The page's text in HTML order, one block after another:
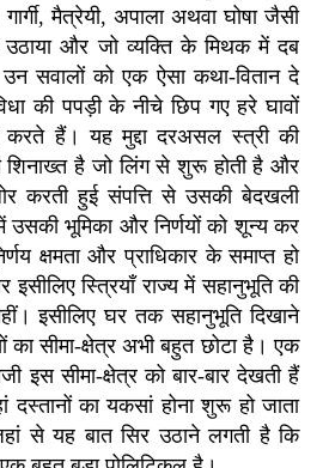
मैत्रेयी, अपाला अथवा घोषा जैसी
उठाया और जो व्यक्ति के मिथक में दब
सवालों को एक ऐसा कथा-वितान दे
की पपड़ी के नीचे छिप गए हरे घावों
हैं। यह मुद्दा दरअसल स्त्री की
है जो लिंग से शुरू होती है और
करती हुई संपत्ति से उसकी बेदखली
भूमिका और निर्णयों को शून्य कर
क्षमता और प्राधिकार के समाप्त हो
स्त्रियाँ राज्य में सहानुभूति की
इसीलिए घर तक सहानुभूति दिखाने
का सीमा-क्षेत्र अभी बहुत छोटा है। एक
इस सीमा-क्षेत्र को बार-बार देखती हैं
का यकसां होना शुरू हो जाता
से यह बात सिर उठाने लगती है कि